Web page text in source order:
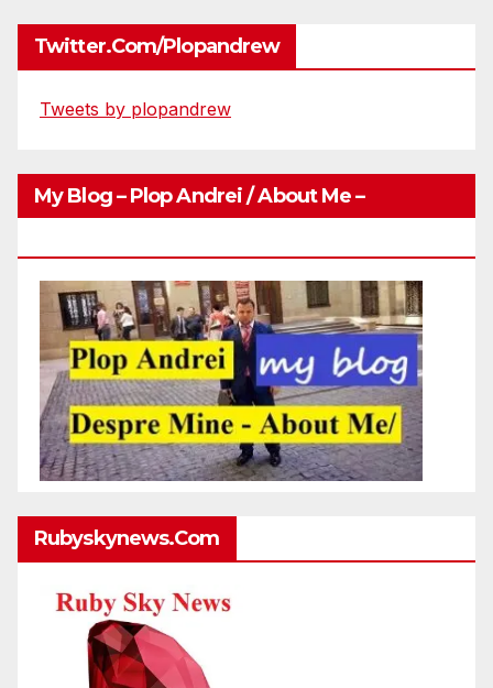
Twitter.com/plopandrew
Tweets by plopandrew
My Blog – Plop Andrei / About Me –
Rubyskynews.com